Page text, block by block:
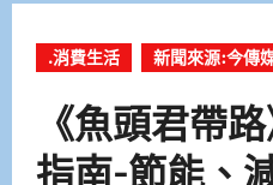
.消費生活 新聞來源:今傳
《魚頭君帶
指南-節能、